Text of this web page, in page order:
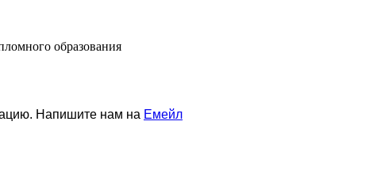
образования
Напишите нам на Емейл